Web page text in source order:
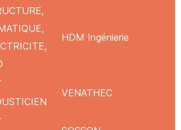
HDM Ingénierie
VENATHEC